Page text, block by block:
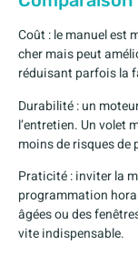
Coût : le manuel est
cher mais peut
réduisant parfois la
Durabilité : un
l’entretien. Un volet
moins de risques de
Praticité : inviter la
programmation
âgées ou des
vite indispensable.